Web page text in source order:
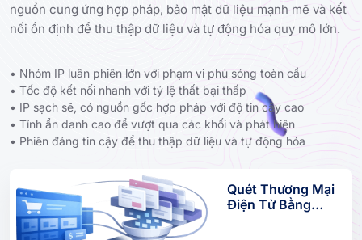
nguồn cung ứng hợp pháp, bảo mật dữ liệu mạnh mẽ và kết
nối ổn định để thu thập dữ liệu và tự động hóa quy mô lớn.
• Nhóm IP luân phiên lớn với phạm vi phủ sóng toàn cầu
• Tốc độ kết nối nhanh với tỷ lệ thất bại thấp
• IP sạch sẽ, có nguồn gốc hợp pháp với độ tin cậy cao
• Tính ẩn danh cao để vượt qua các khối và phát hiện
• Phiên đáng tin cậy để thu thập dữ liệu và tự động hóa
Quét Thương Mại
Điện Tử Bằng